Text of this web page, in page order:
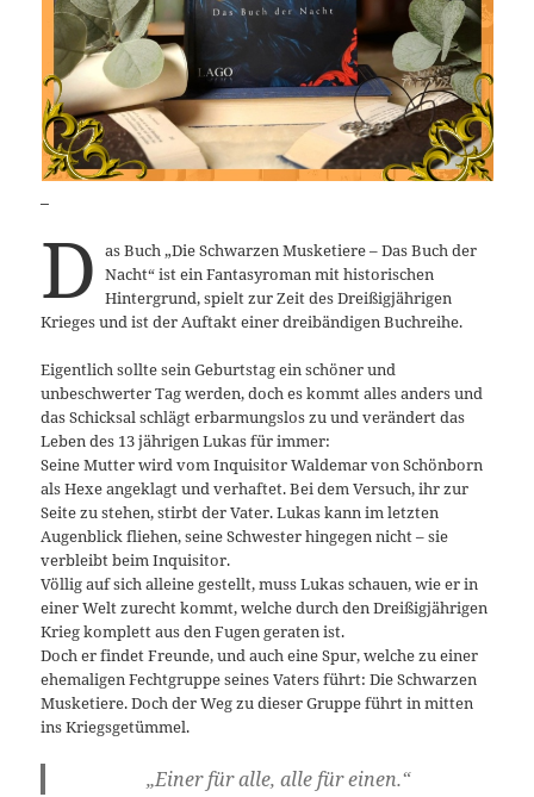
D as Buch „Die Schwarzen Musketiere – Das Buch der
Nacht“ ist ein Fantasyroman mit historischen
Hintergrund, spielt zur Zeit des Dreißigjährigen
Krieges und ist der Auftakt einer dreibändigen Buchreihe.
Eigentlich sollte sein Geburtstag ein schöner und
unbeschwerter Tag werden, doch es kommt alles anders und
das Schicksal schlägt erbarmungslos zu und verändert das
Leben des 13 jährigen Lukas für immer:
Seine Mutter wird vom Inquisitor Waldemar von Schönborn
als Hexe angeklagt und verhaftet. Bei dem Versuch, ihr zur
Seite zu stehen, stirbt der Vater. Lukas kann im letzten
Augenblick fliehen, seine Schwester hingegen nicht – sie
verbleibt beim Inquisitor.
Völlig auf sich alleine gestellt, muss Lukas schauen, wie er in
einer Welt zurecht kommt, welche durch den Dreißigjährigen
Krieg komplett aus den Fugen geraten ist.
Doch er findet Freunde, und auch eine Spur, welche zu einer
ehemaligen Fechtgruppe seines Vaters führt: Die Schwarzen
Musketiere. Doch der Weg zu dieser Gruppe führt in mitten
ins Kriegsgetümmel.
„Einer für alle, alle für einen.“